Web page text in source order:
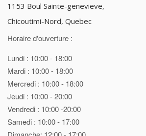
1153 Boul Sainte-genevieve,
Chicoutimi-Nord, Quebec
Horaire d'ouverture :
Lundi : 10:00 - 18:00
Mardi : 10:00 - 18:00
Mercredi : 10:00 - 18:00
Jeudi : 10:00 - 20:00
Vendredi : 10:00 -20:00
Samedi : 10:00 - 17:00